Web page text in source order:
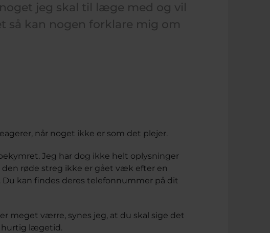
jeg skal til læge med og vil
så kan nogen forklare mig om
når noget ikke er som det plejer.
Jeg har dog ikke helt oplysninger
røde streg ikke er gået væk efter en
kan findes deres telefonnummer på dit
meget værre, synes jeg, at du skal sige det
hurtig lægetid.